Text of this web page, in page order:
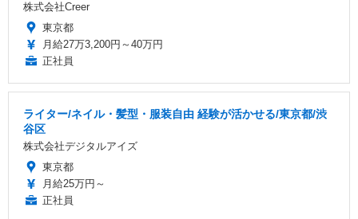
株式会社Creer
東京都
月給27万3,200円～40万円
正社員
ライター/ネイル・髪型・服装自由 経験が活かせる/東京都/渋
谷区
株式会社デジタルアイズ
東京都
月給25万円～
正社員